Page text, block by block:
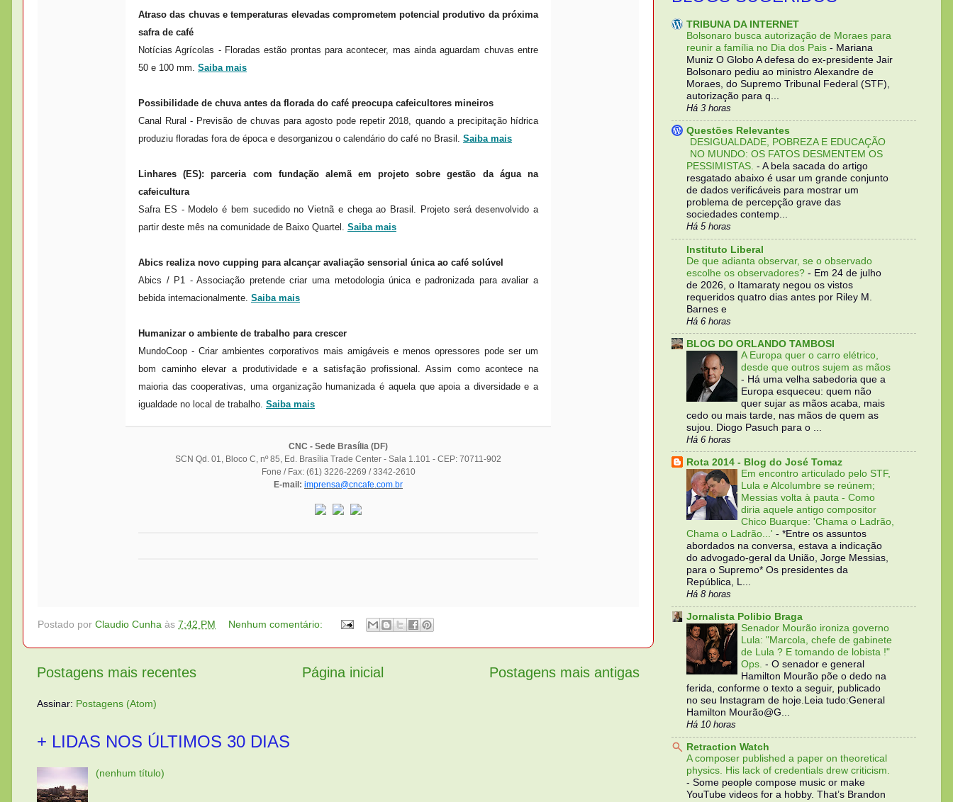
Atraso das chuvas e temperaturas elevadas comprometem potencial produtivo da próxima
safra de café
Notícias Agrícolas - Floradas estão prontas para acontecer, mas ainda aguardam chuvas entre
50 e 100 mm. Saiba mais
Possibilidade de chuva antes da florada do café preocupa cafeicultores mineiros
Canal Rural - Previsão de chuvas para agosto pode repetir 2018, quando a precipitação hídrica
produziu floradas fora de época e desorganizou o calendário do café no Brasil. Saiba mais
Linhares (ES): parceria com fundação alemã em projeto sobre gestão da água na
cafeicultura
Safra ES - Modelo é bem sucedido no Vietnã e chega ao Brasil. Projeto será desenvolvido a
partir deste mês na comunidade de Baixo Quartel. Saiba mais
Abics realiza novo cupping para alcançar avaliação sensorial única ao café solúvel
Abics / P1 - Associação pretende criar uma metodologia única e padronizada para avaliar a
bebida internacionalmente. Saiba mais
Humanizar o ambiente de trabalho para crescer
MundoCoop - Criar ambientes corporativos mais amigáveis e menos opressores pode ser um
bom caminho elevar a produtividade e a satisfação profissional. Assim como acontece na
maioria das cooperativas, uma organização humanizada é aquela que apoia a diversidade e a
igualdade no local de trabalho. Saiba mais
CNC - Sede Brasília (DF)
SCN Qd. 01, Bloco C, nº 85, Ed. Brasília Trade Center - Sala 1.101 - CEP: 70711-902
Fone / Fax: (61) 3226-2269 / 3342-2610
E-mail: imprensa@cncafe.com.br
Postado por Claudio Cunha às 7:42 PM Nenhum comentário:
Postagens mais recentes Postagens mais antigas
Página inicial
Assinar: Postagens (Atom)
+ LIDAS NOS ÚLTIMOS 30 DIAS
(nenhum título)
TRIBUNA DA INTERNET
Bolsonaro busca autorização de Moraes para
reunir a família no Dia dos Pais - Mariana
Muniz O Globo A defesa do ex-presidente Jair
Bolsonaro pediu ao ministro Alexandre de
Moraes, do Supremo Tribunal Federal (STF),
autorização para q...
Há 3 horas
Questões Relevantes
DESIGUALDADE, POBREZA E EDUCAÇÃO
NO MUNDO: OS FATOS DESMENTEM OS
PESSIMISTAS. - A bela sacada do artigo
resgatado abaixo é usar um grande conjunto
de dados verificáveis para mostrar um
problema de percepção grave das
sociedades contemp...
Há 5 horas
Instituto Liberal
De que adianta observar, se o observado
escolhe os observadores? - Em 24 de julho
de 2026, o Itamaraty negou os vistos
requeridos quatro dias antes por Riley M.
Barnes e
Há 6 horas
BLOG DO ORLANDO TAMBOSI
A Europa quer o carro elétrico,
desde que outros sujem as mãos
- Há uma velha sabedoria que a
Europa esqueceu: quem não
quer sujar as mãos acaba, mais
cedo ou mais tarde, nas mãos de quem as
sujou. Diogo Pasuch para o ...
Há 6 horas
Rota 2014 - Blog do José Tomaz
Em encontro articulado pelo STF,
Lula e Alcolumbre se reúnem;
Messias volta à pauta - Como
diria aquele antigo compositor
Chico Buarque: 'Chama o Ladrão,
Chama o Ladrão...' - *Entre os assuntos
abordados na conversa, estava a indicação
do advogado-geral da União, Jorge Messias,
para o Supremo* Os presidentes da
República, L...
Há 8 horas
Jornalista Polibio Braga
Senador Mourão ironiza governo
Lula: "Marcola, chefe de gabinete
de Lula ? E tomando de lobista !"
Ops. - O senador e general
Hamilton Mourão põe o dedo na
ferida, conforme o texto a seguir, publicado
no seu Instagram de hoje.Leia tudo:General
Hamilton Mourão@G...
Há 10 horas
Retraction Watch
A composer published a paper on theoretical
physics. His lack of credentials drew criticism.
- Some people compose music or make
YouTube videos for a hobby. That’s Brandon